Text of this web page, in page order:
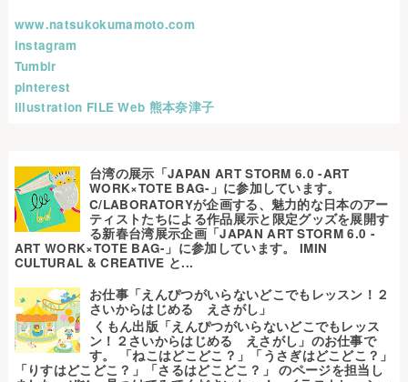
www.natsukokumamoto.com
instagram
Tumblr
pinterest
illustration FILE Web 熊本奈津子
台湾の展示「JAPAN ART STORM 6.0 -ART
WORK×TOTE BAG-」に参加しています。
C/LABORATORYが企画する、魅力的な日本のアー
ティストたちによる作品展示と限定グッズを展開す
る新春台湾展示企画「JAPAN ART STORM 6.0 -
ART WORK×TOTE BAG-」に参加しています。 IMIN
CULTURAL & CREATIVE と...
お仕事「えんぴつがいらないどこでもレッスン！２
さいからはじめる えさがし」
くもん出版「えんぴつがいらないどこでもレッス
ン！２さいからはじめる えさがし」のお仕事で
す。 「ねこはどこどこ？」「うさぎはどこどこ？」
「りすはどこどこ？」「さるはどこどこ？」 のページを担当し